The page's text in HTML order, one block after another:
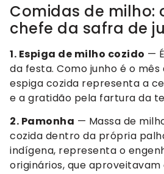
Comidas de milho:
chefe da safra de
1. Espiga de milho cozido —
da festa. Como junho é o
espiga cozida representa a
e a gratidão pela fartura da
2. Pamonha — Massa de
cozida dentro da própria
indígena, representa o
originários, que